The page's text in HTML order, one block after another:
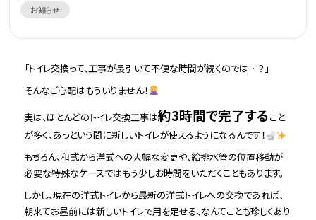
お知らせ
「トイレ交換って、工事が長引いて不便な時間が続くのでは…？」
そんなご心配はもういりません！
実は、ほとんどのトイレ交換工事は約3時間で完了すること
が多く、あっという間に新しいトイレが使えるようになるんです！
もちろん、和式から洋式への大幅な変更や、給排水管の位置移動が
必要な特殊なケースではもう少しお時間をいただくこともあります。
しかし、現在の洋式トイレから最新の洋式トイレへの交換であれば、
朝来てお昼前には新しいトイレで用を足せる、なんてことも珍しくあり